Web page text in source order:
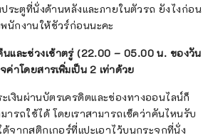
ประตูที่นั่งด้านหลังและภายในตัวรถ ยังไงก่อน
นักงานให้ชัวร์ก่อนนะคะ
นและช่วงเช้าตรู่ (22.00 – 05.00 น. ของวัน
าโดยสารเพิ่มเป็น 2 เท่าด้วย
งินผ่านบัตรเครดิตและช่องทางออนไลน์ก็
ารถใช้ได้ โดยเราสามารถเช็คว่าคันไหนรับ
จากสติกเกอร์ที่แปะเอาไว้บนกระจกที่นั่ง